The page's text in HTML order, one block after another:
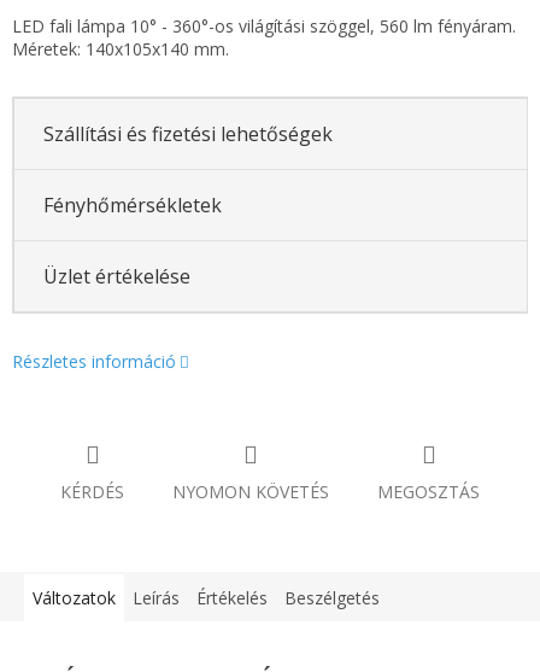
Egységár:
LED fali lámpa 10° - 360°-os világítási szöggel, 560 lm fényáram.
Méretek: 140x105x140 mm.
Szállítási és fizetési lehetőségek
Fényhőmérsékletek
Üzlet értékelése
Részletes információ
KÉRDÉS NYOMON KÖVETÉS MEGOSZTÁS
Változatok Leírás Értékelés Beszélgetés